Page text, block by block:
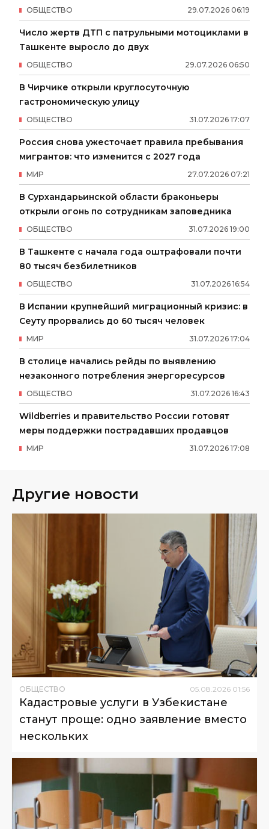
29.07.2026 06:19
ОБЩЕСТВО
Число жертв ДТП с патрульными мотоциклами в
Ташкенте выросло до двух
29.07.2026 06:50
ОБЩЕСТВО
В Чирчике открыли круглосуточную
гастрономическую улицу
31.07.2026 17:07
ОБЩЕСТВО
Россия снова ужесточает правила пребывания
мигрантов: что изменится с 2027 года
27.07.2026 07:21
МИР
В Сурхандарьинской области браконьеры
открыли огонь по сотрудникам заповедника
31.07.2026 19:00
ОБЩЕСТВО
В Ташкенте с начала года оштрафовали почти
80 тысяч безбилетников
31.07.2026 16:54
ОБЩЕСТВО
В Испании крупнейший миграционный кризис: в
Сеуту прорвались до 60 тысяч человек
31.07.2026 17:04
МИР
В столице начались рейды по выявлению
незаконного потребления энергоресурсов
31.07.2026 16:43
ОБЩЕСТВО
Wildberries и правительство России готовят
меры поддержки пострадавших продавцов
31.07.2026 17:08
МИР
Другие новости
ОБЩЕСТВО 05.08.2026 01:56
Кадастровые услуги в Узбекистане
станут проще: одно заявление вместо
нескольких